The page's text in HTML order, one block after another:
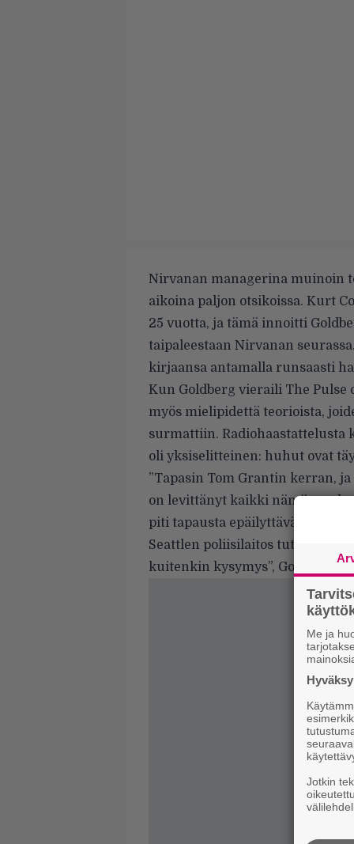
Nirvanan managerina muinoin
aikoina paljon otsikoissa. Kurt
25 vuotta, ja tämä innoitti
taipaleestaan Nirvanan
kirjaansa antamalla runsaasti
Kun Goldberg vieraili The Pulse
myös mielipidettä teorioista,
surmattiin. Radiohaastattelusta
oli yksiselitteinen: huhut ovat
”Tapasin Tom Grantin kerran,
on levittänyt kaikki nämä
piti tapausta epäilyttävänä,
Seattlen poliisilaitos tutkisi
kuitenkin kysymys”, Goldberg
Me ja
Jotkin